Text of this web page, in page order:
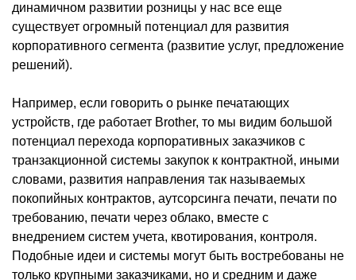
динамичном развитии розницы у нас все еще
существует огромный потенциал для развития
корпоративного сегмента (развитие услуг, предложение
решений).
Например, если говорить о рынке печатающих
устройств, где работает Brother, то мы видим большой
потенциал перехода корпоративных заказчиков с
транзакционной системы закупок к контрактной, иными
словами, развития направления так называемых
покопийных контрактов, аутсорсинга печати, печати по
требованию, печати через облако, вместе с
внедрением систем учета, квотирования, контроля.
Подобные идеи и системы могут быть востребованы не
только крупными заказчиками, но и средним и даже